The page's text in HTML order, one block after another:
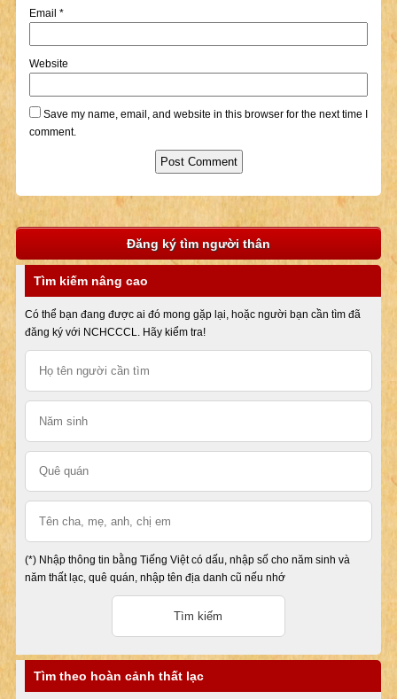
Email *
Website
Save my name, email, and website in this browser for the next time I
comment.
Đăng ký tìm người thân
Tìm kiếm nâng cao
Có thể bạn đang được ai đó mong gặp lại, hoặc người bạn cần tìm đã
đăng ký với NCHCCCL. Hãy kiểm tra!
(*) Nhập thông tin bằng Tiếng Việt có dấu, nhập số cho năm sinh và
năm thất lạc, quê quán, nhập tên địa danh cũ nếu nhớ
Tìm theo hoàn cảnh thất lạc